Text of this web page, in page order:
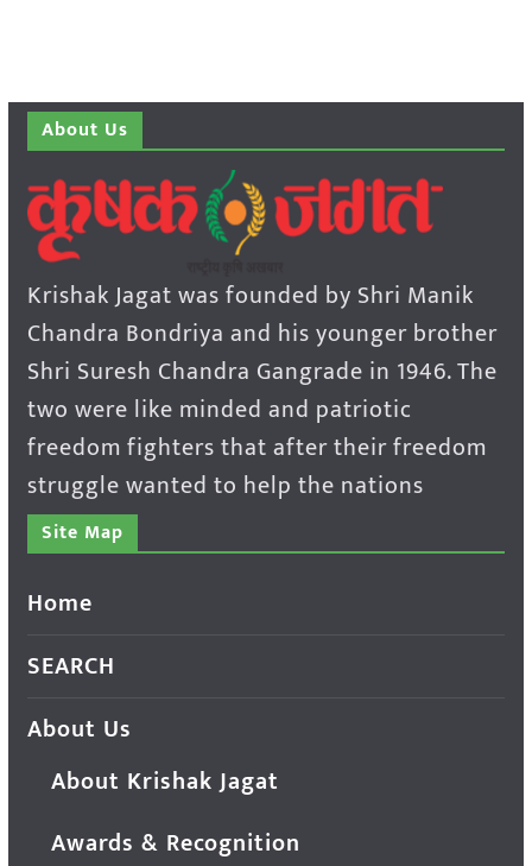
About Us
Krishak Jagat was founded by Shri Manik
Chandra Bondriya and his younger brother
Shri Suresh Chandra Gangrade in 1946. The
two were like minded and patriotic
freedom fighters that after their freedom
struggle wanted to help the nations
Site Map
Home
SEARCH
About Us
About Krishak Jagat
Awards & Recognition